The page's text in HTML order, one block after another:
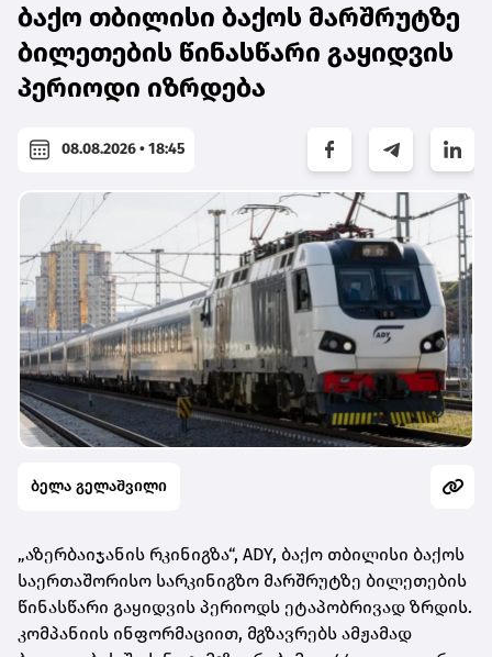
ბაქო თბილისი ბაქოს მარშრუტზე
ბილეთების წინასწარი გაყიდვის
პერიოდი იზრდება
08.08.2026 • 18:45
ბელა გელაშვილი
„აზერბაიჯანის რკინიგზა“, ADY, ბაქო თბილისი ბაქოს
საერთაშორისო სარკინიგზო მარშრუტზე ბილეთების
წინასწარი გაყიდვის პერიოდს ეტაპობრივად ზრდის.
კომპანიის ინფორმაციით, მგზავრებს ამჟამად